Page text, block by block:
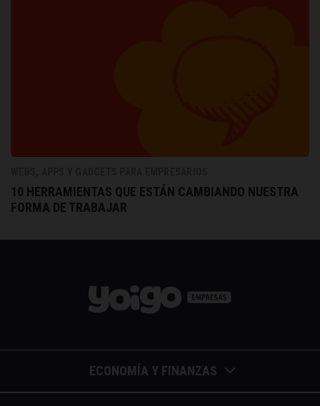
10 HERRAMIENTAS QUE ESTÁN CAMBIANDO NUESTRA
FORMA DE TRABAJAR
ECONOMÍA Y FINANZAS